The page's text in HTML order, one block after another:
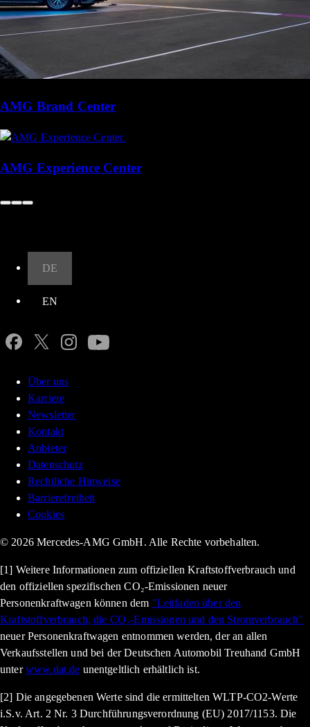
AMG Brand Center
AMG Experience Center
DE
EN
Über uns
Karriere
Newsletter
Kontakt
Anbieter
Datenschutz
Rechtliche Hinweise
Barrierefreiheit
Cookies
© 2026 Mercedes-AMG GmbH. Alle Rechte vorbehalten.
[1] Weitere Informationen zum offiziellen Kraftstoffverbrauch und
den offiziellen spezifischen CO₂-Emissionen neuer
Personenkraftwagen können dem "Leitfaden über den
Kraftstoffverbrauch, die CO₂-Emissionen und den Stromverbrauch"
neuer Personenkraftwagen entnommen werden, der an allen
Verkaufsstellen und bei der Deutschen Automobil Treuhand GmbH
unterwww.dat.de unentgeltlich erhältlich ist.
[2] Die angegebenen Werte sind die ermittelten WLTP-CO2-Werte
i.S.v. Art. 2 Nr. 3 Durchführungsverordnung (EU) 2017/1153. Die